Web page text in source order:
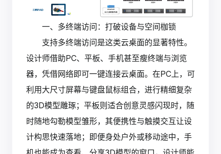
一、多终端访问：打破设备与空间枷锁
支持多终端访问是这类云桌面的显著特性。
设计师借助PC、平板、手机甚至瘦终端与浏览
器，凭借网络即可一键连接云桌面。在PC上，可
利用大尺寸屏幕与键盘鼠标组合，进行精细复杂
的3D模型雕琢；平板则适合创意灵感闪现时，随
时随地勾勒模型雏形，其便携性与触摸交互让设
计构思快速落地；即便身处户外或移动途中，手